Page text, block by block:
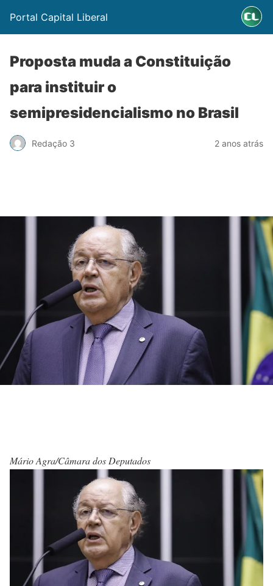
Portal Capital Liberal
Proposta muda a Constituição
para instituir o
semipresidencialismo no Brasil
Redação 3 2 anos atrás
Mário Agra/Câmara dos Deputados